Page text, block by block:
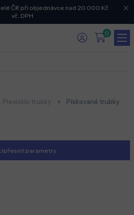
ČR při objednávce nad 20 000 Kč
vč. DPH
0
Plexisklo trubky Pískované trubky
Upřesnit parametry